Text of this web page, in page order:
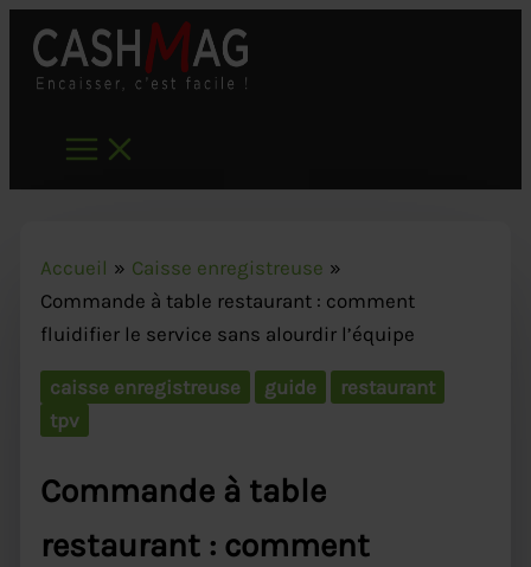
Aller
contenu
Accueil
Caisse enregistreuse
Commande à table restaurant : comment
fluidifier le service sans alourdir l’équipe
caisse enregistreuse guide
restaurant
tpv
Commande à table
restaurant : comment